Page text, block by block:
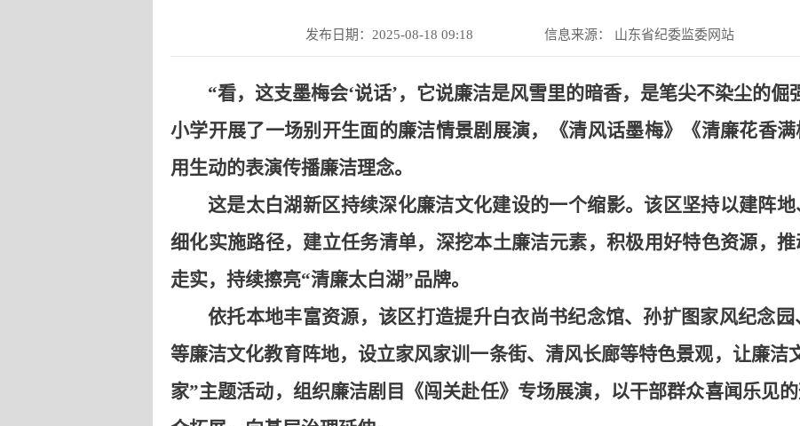
发布日期：2025-08-18 09:18 信息来源： 山东省纪委监委网站
“看，这支墨梅会‘说话’，它说廉洁是风雪里的暗香，是笔尖不染尘的
小学开展了一场别开生面的廉洁情景剧展演，《清风话墨梅》《清廉花香
用生动的表演传播廉洁理念。
这是太白湖新区持续深化廉洁文化建设的一个缩影。该区坚持以建阵地
细化实施路径，建立任务清单，深挖本土廉洁元素，积极用好特色资源，
走实，持续擦亮“清廉太白湖”品牌。
依托本地丰富资源，该区打造提升白衣尚书纪念馆、孙扩图家风纪念
等廉洁文化教育阵地，设立家风家训一条街、清风长廊等特色景观，让廉洁
家”主题活动，组织廉洁剧目《闯关赴任》专场展演，以干部群众喜闻乐见